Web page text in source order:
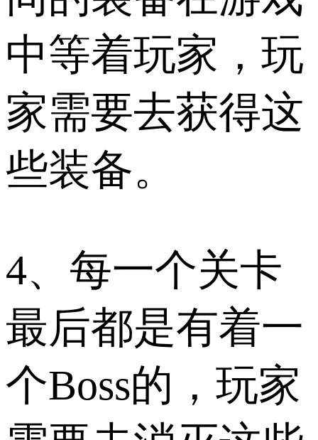
中等着玩家，玩
家需要去获得这
些装备。
4、每一个关卡
最后都是有着一
个Boss的，玩家